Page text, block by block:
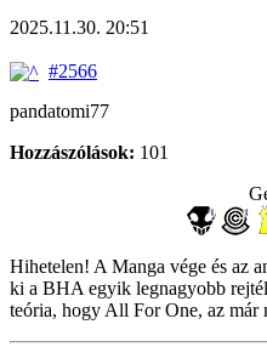
2025.11.30. 20:51
#2566
pandatomi77
Hozzászólások: 101
Hihetelen! A Manga vége és az
ki a BHA egyik legnagyobb
teória, hogy All For One, az már